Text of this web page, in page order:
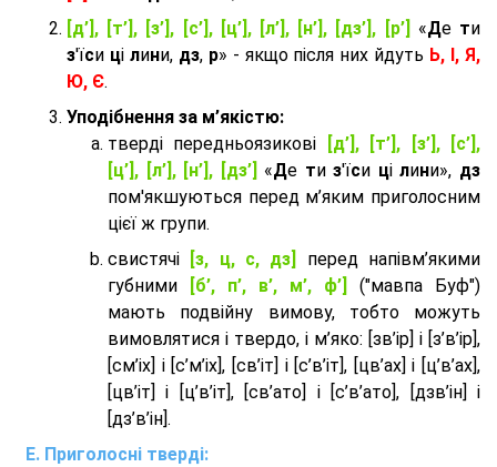
[д’], [т’], [з’], [с’], [ц’], [л’], [н’], [дз’], [р’]
«Де ти
з'їси ці лини, дз, р» - якщо після них йдуть Ь, І, Я,
Ю, Є.
Уподібнення за м’якістю:
тверді передньоязикові
[д’], [т’], [з’], [с’],
[ц’], [л’], [н’], [дз’] «Де тиз'їси цілини», дз
пом'якшуються перед м’яким приголосним
цієї ж групи.
cвистячі
[з, ц, с, дз]
перед напівм’якими
губними
[б’, п’, в’, м’, ф’]
("мавпа Буф")
мають подвійну вимову, тобто можуть
вимовлятися і твердо, і м’яко: [зв’ір] і [з’в’ір],
[см’іх] і [с’м’іх], [св’іт] і [с’в’іт], [цв’ах] і [ц’в’ах],
[цв’іт] і [ц’в’іт], [св’ато] і [с’в’ато], [дзв’iн] і
[дз’в’iн].
Приголосні тверді: